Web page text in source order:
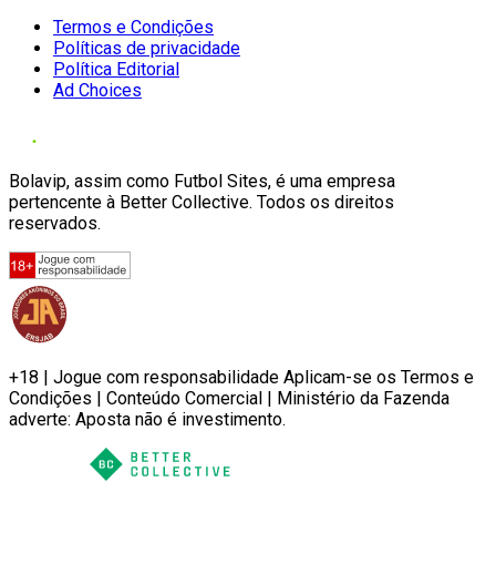
Termos e Condições
Políticas de privacidade
Política Editorial
Ad Choices
Bolavip, assim como Futbol Sites, é uma empresa
pertencente à Better Collective. Todos os direitos
reservados.
+18 | Jogue com responsabilidade Aplicam-se os Termos e
Condições | Conteúdo Comercial | Ministério da Fazenda
adverte: Aposta não é investimento.